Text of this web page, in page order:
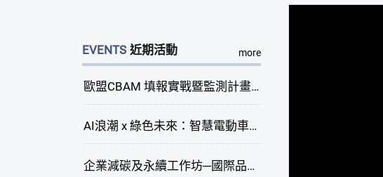
EVENTS 近期活動 more
歐盟CBAM 填報實戰暨監測計畫說明會(臺中場)
AI浪潮 x 綠色未來：智慧電動車新商機研討會
企業減碳及永續工作坊─國際品牌綠色供應鏈永續管理與實務演練(臺中場)